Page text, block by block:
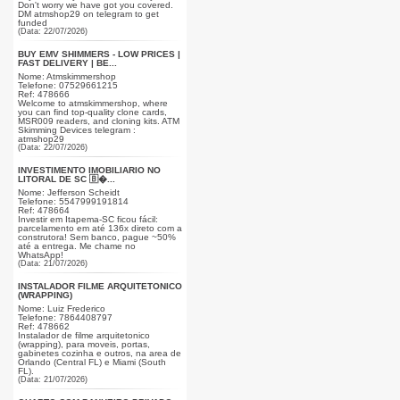
Don't worry we have got you covered.
DM atmshop29 on telegram to get
funded
(Data: 22/07/2026)
BUY EMV SHIMMERS - LOW PRICES |
FAST DELIVERY | BE...
Nome: Atmskimmershop
Telefone: 07529661215
Ref: 478666
Welcome to atmskimmershop, where
you can find top-quality clone cards,
MSR009 readers, and cloning kits. ATM
Skimming Devices telegram :
atmshop29
(Data: 22/07/2026)
INVESTIMENTO IMOBILIÁRIO NO
LITORAL DE SC 🇧�...
Nome: Jefferson Scheidt
Telefone: 5547999191814
Ref: 478664
Investir em Itapema-SC ficou fácil:
parcelamento em até 136x direto com a
construtora! Sem banco, pague ~50%
até a entrega. Me chame no
WhatsApp!
(Data: 21/07/2026)
INSTALADOR FILME ARQUITETONICO
(WRAPPING)
Nome: Luiz Frederico
Telefone: 7864408797
Ref: 478662
Instalador de filme arquitetonico
(wrapping), para moveis, portas,
gabinetes cozinha e outros, na area de
Orlando (Central FL) e Miami (South
FL).
(Data: 21/07/2026)